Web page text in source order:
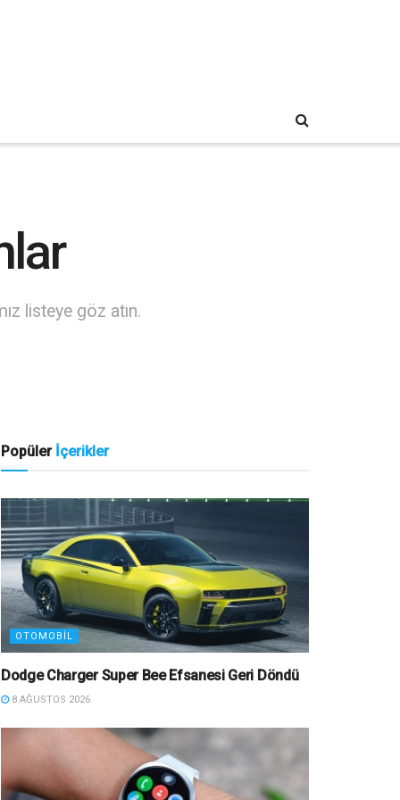
listeye göz atın.
Popüler İçerikler
OTOMOBIL
Dodge Charger Super Bee Efsanesi Geri Döndü
8 AĞUSTOS 2026